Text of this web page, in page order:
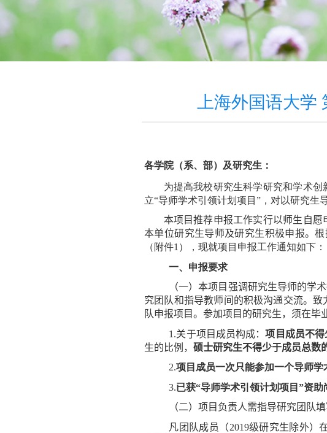
上海外国语大
各学院（系、部）及研究生：
为提高我校研究生科学研究和学术
立“导师学术引领计划项目”，对以研究生
本项目推荐申报工作实行以师生 自愿
本单位研究生导师及研究生积极申报。
（附件1 ），现就项目申报工作通知如下：
一、申报要求
（一）本项目强调研究生导师的学
究团队和指导教师间 的积极沟通交流。致
队申报项目。参加项目的研究生， 须在毕
1.关于项目成员构成：项目成员不得
生的比例， 硕士研究生不得少于成员总数
2.项目成员一次只能参加一个导师学
3.已获“导师学术引领计划项目”资
（二）项目负责人需指导研究团队
凡 团队成员 （2019级研究生除外）